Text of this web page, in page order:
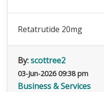
Retatrutide 20mg
By:scottree2
03-Jun-2026 09:38 pm
Business & Services